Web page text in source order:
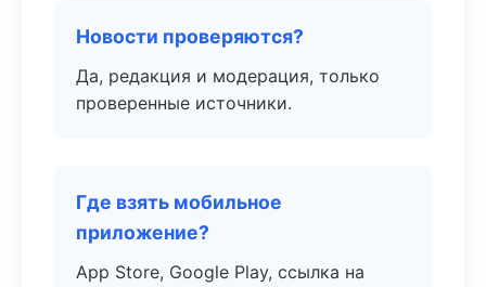
Новости проверяются?
Да, редакция и модерация, только
проверенные источники.
Где взять мобильное
приложение?
App Store, Google Play, ссылка на